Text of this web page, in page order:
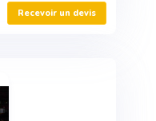
Recevoir un devis